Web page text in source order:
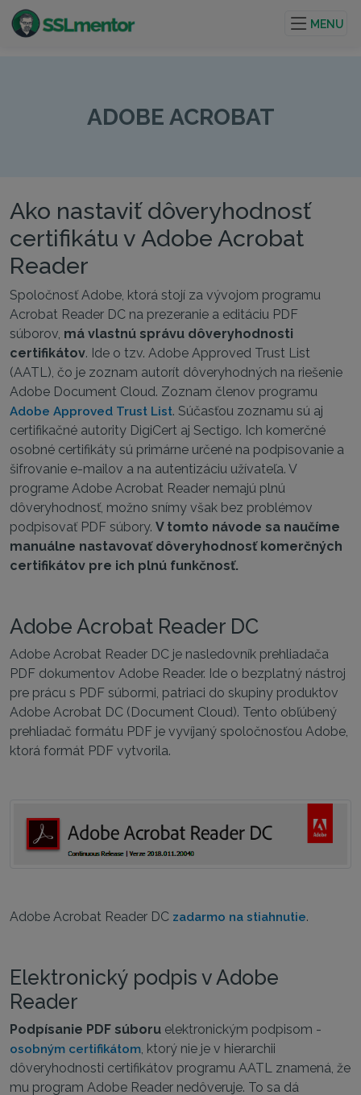
internetové projekty.
MENU
ADOBE ACROBAT
Ako nastaviť dôveryhodnosť
certifikátu v Adobe Acrobat
Reader
Spoločnosť Adobe, ktorá stojí za vývojom programu
Acrobat Reader DC na prezeranie a editáciu PDF
súborov, má vlastnú správu dôveryhodnosti
certifikátov. Ide o tzv. Adobe Approved Trust List
(AATL), čo je zoznam autorít dôveryhodných na riešenie
Adobe Document Cloud. Zoznam členov programu
Adobe Approved Trust List. Súčasťou zoznamu sú aj
certifikačné autority DigiCert aj Sectigo. Ich komerčné
osobné certifikáty sú primárne určené na podpisovanie a
šifrovanie e-mailov a na autentizáciu užívateľa. V
programe Adobe Acrobat Reader nemajú plnú
dôveryhodnosť, možno snímy však bez problémov
podpisovať PDF súbory. V tomto návode sa naučíme
manuálne nastavovať dôveryhodnosť komerčných
certifikátov pre ich plnú funkčnosť.
Adobe Acrobat Reader DC
Adobe Acrobat Reader DC je nasledovník prehliadača
PDF dokumentov Adobe Reader. Ide o bezplatný nástroj
pre prácu s PDF súbormi, patriaci do skupiny produktov
Adobe Acrobat DC (Document Cloud). Tento obľúbený
prehliadač formátu PDF je vyvíjaný spoločnosťou Adobe,
ktorá formát PDF vytvorila.
Adobe Acrobat Reader DC zadarmo na stiahnutie.
Elektronický podpis v Adobe
Reader
Podpísanie PDF súboru elektronickým podpisom -
osobným certifikátom, ktorý nie je v hierarchii
dôveryhodnosti certifikátov programu AATL znamená, že
mu program Adobe Reader nedôveruje. To sa dá